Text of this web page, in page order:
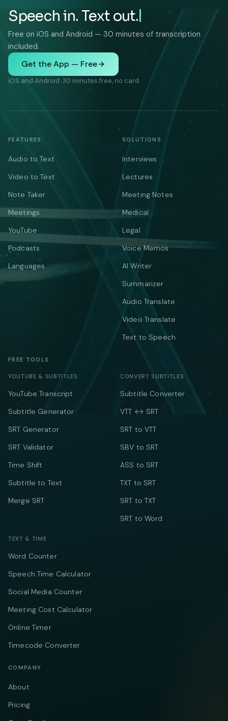
Speech in. Text out.
Free on iOS and Android — 30 minutes of transcription
included.
Get the App — Free
iOS and Android. 30 minutes free, no card.
FEATURES
Audio to Text
Video to Text
Note Taker
Meetings
YouTube
Podcasts
Languages
SOLUTIONS
Interviews
Lectures
Meeting Notes
Medical
Legal
Voice Memos
AI Writer
Summarizer
Audio Translate
Video Translate
Text to Speech
FREE TOOLS
YOUTUBE & SUBTITLES
YouTube Transcript
Subtitle Generator
SRT Generator
SRT Validator
Time Shift
Subtitle to Text
Merge SRT
CONVERT SUBTITLES
Subtitle Converter
VTT ↔ SRT
SRT to VTT
SBV to SRT
ASS to SRT
TXT to SRT
SRT to TXT
SRT to Word
TEXT & TIME
Word Counter
Speech Time Calculator
Social Media Counter
Meeting Cost Calculator
Online Timer
Timecode Converter
COMPANY
About
Pricing